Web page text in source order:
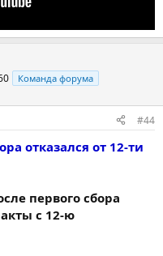
Команда форума
#44
отказался от 12-ти
первого сбора
с 12-ю